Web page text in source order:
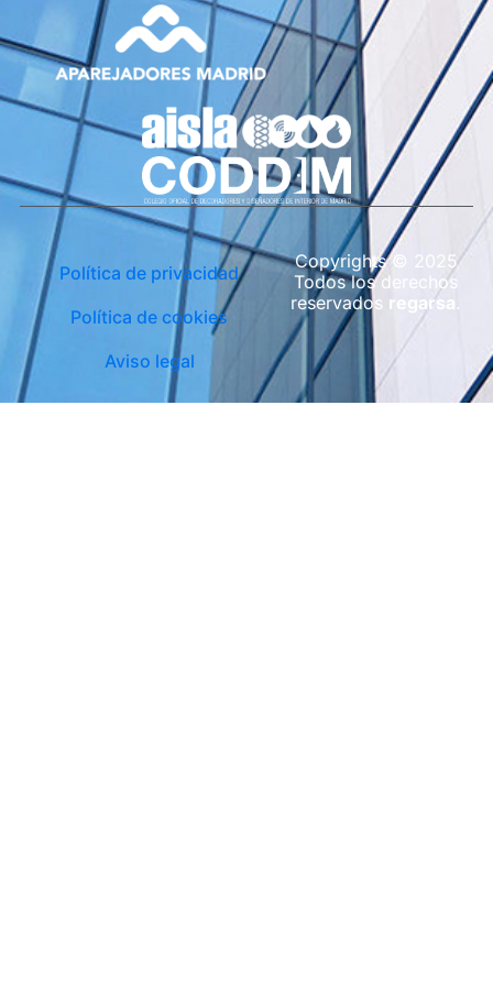
Política de privacidad
Política de cookies
Aviso legal
Copyrights © 2025
Todos los derechos
reservados regarsa .